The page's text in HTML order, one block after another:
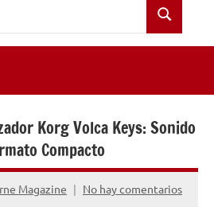
Buscar
Korg Volca Keys: Sonido
Compacto
Magazine No hay comentarios